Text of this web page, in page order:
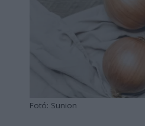
Fotó: Sunion